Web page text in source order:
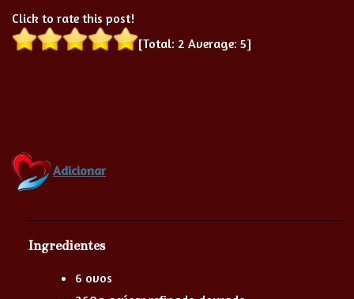
Click to rate this post!
[Total: 2 Average: 5]
Adicionar
Ingredientes
6 ovos